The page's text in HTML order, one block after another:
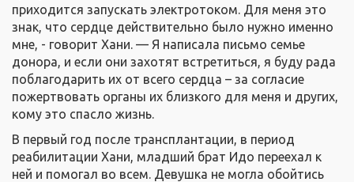
приходится запускать электротоком. Для меня это
знак, что сердце действительно было нужно именно
мне, - говорит Хани. — Я написала письмо семье
донора, и если они захотят встретиться, я буду рада
поблагодарить их от всего сердца – за согласие
пожертвовать органы их близкого для меня и других,
кому это спасло жизнь.
В первый год после трансплантации, в период
реабилитации Хани, младший брат Идо переехал к
ней и помогал во всем. Девушка не могла обойтись